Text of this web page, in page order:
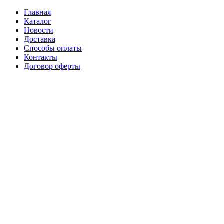
Главная
Каталог
Новости
Доставка
Способы оплаты
Контакты
Договор оферты